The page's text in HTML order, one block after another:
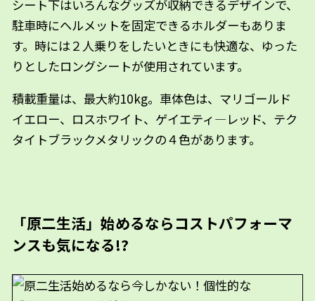
シート下はいろんなグッズが収納できるデザインで、
駐車時にヘルメットを固定できるホルダーもありま
す。時には２人乗りをしたいときにも快適な、ゆった
りとしたロングシートが使用されています。
積載重量は、最大約10kg。車体色は、マリゴールド
イエロー、ロスホワイト、ゲイエティ―レッド、テク
タイトブラックメタリックの４色があります。
「原二生活」始めるならコストパフォーマ
ンスも気になる!?